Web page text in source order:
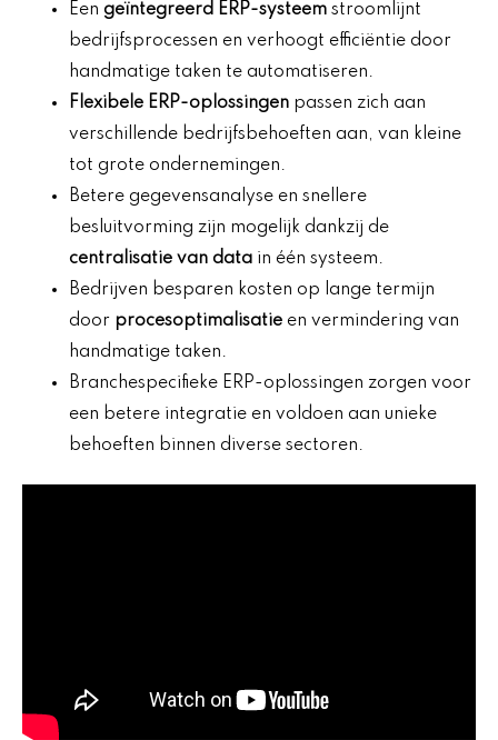
Een geïntegreerd ERP-systeem stroomlijnt
bedrijfsprocessen en verhoogt efficiëntie door
handmatige taken te automatiseren.
Flexibele ERP-oplossingen passen zich aan
verschillende bedrijfsbehoeften aan, van kleine
tot grote ondernemingen.
Betere gegevensanalyse en snellere
besluitvorming zijn mogelijk dankzij de
centralisatie van data in één systeem.
Bedrijven besparen kosten op lange termijn
door procesoptimalisatie en vermindering van
handmatige taken.
Branchespecifieke ERP-oplossingen zorgen voor
een betere integratie en voldoen aan unieke
behoeften binnen diverse sectoren.